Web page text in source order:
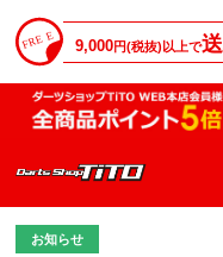
9,000円(税抜)以上で
お知らせ